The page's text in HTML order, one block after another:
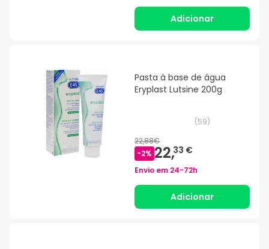
Adicionar
Pasta à base de água
Eryplast Lutsine 200g
(59)
22,88€
-2% 22,33 €
Envio em 24-72h
Adicionar